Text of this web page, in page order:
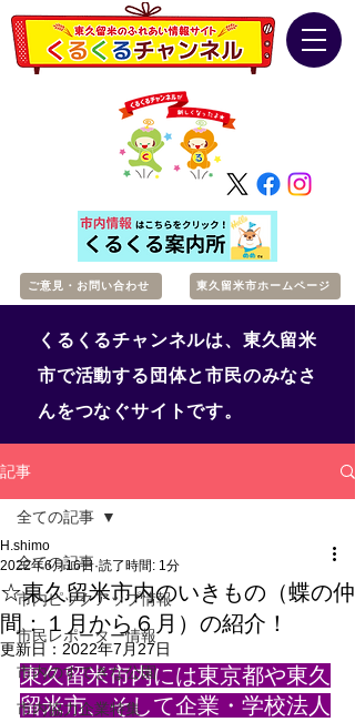
ご意見・お問い合わせ 東久留米市ホームページ
くるくるチャンネルは、東久留米
市で活動する団体と市民のみなさ
んをつなぐサイトです。
記事
全ての記事
市内ピックアップ情報
市民レポーター情報
市内のすてきな公園
市内協力企業特集
全ての記事
☆東久留米市内のいきもの（蝶の仲
間：１月から６月）の紹介！
H.shimo
2022年6月16日 読了時間: 1分
更新日： 2022年7月27日
東久留米市内には東京都や東久
留米市、そして企業・学校法人